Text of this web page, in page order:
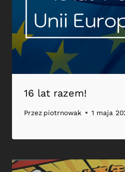
16 lat razem!
Przez piotrnowak 1 maja